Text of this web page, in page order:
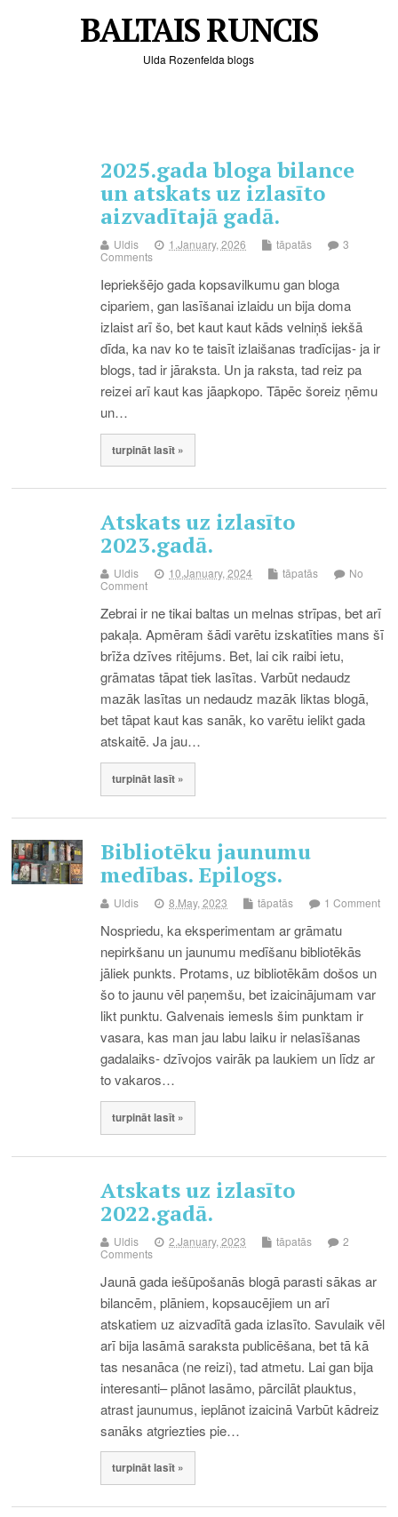
BALTAIS RUNCIS
Ulda Rozenfelda blogs
2025.gada bloga bilance
un atskats uz izlasīto
aizvadītajā gadā.
Uldis 1.January, 2026 tāpatās
3
Comments
Iepriekšējo gada kopsavilkumu gan bloga
cipariem, gan lasīšanai izlaidu un bija doma
izlaist arī šo, bet kaut kaut kāds velniņš iekšā
dīda, ka nav ko te taisīt izlaišanas tradīcijas- ja ir
blogs, tad ir jāraksta. Un ja raksta, tad reiz pa
reizei arī kaut kas jāapkopo. Tāpēc šoreiz ņēmu
un…
turpināt lasīt »
Atskats uz izlasīto
2023.gadā.
Uldis 10.January, 2024 tāpatās
No
Comment
Zebrai ir ne tikai baltas un melnas strīpas, bet arī
pakaļa. Apmēram šādi varētu izskatīties mans šī
brīža dzīves ritējums. Bet, lai cik raibi ietu,
grāmatas tāpat tiek lasītas. Varbūt nedaudz
mazāk lasītas un nedaudz mazāk liktas blogā,
bet tāpat kaut kas sanāk, ko varētu ielikt gada
atskaitē. Ja jau…
turpināt lasīt »
Bibliotēku jaunumu
medības. Epilogs.
Uldis 8.May, 2023 tāpatās 1 Comment
Nospriedu, ka eksperimentam ar grāmatu
nepirkšanu un jaunumu medīšanu bibliotēkās
jāliek punkts. Protams, uz bibliotēkām došos un
šo to jaunu vēl paņemšu, bet izaicinājumam var
likt punktu. Galvenais iemesls šim punktam ir
vasara, kas man jau labu laiku ir nelasīšanas
gadalaiks- dzīvojos vairāk pa laukiem un līdz ar
to vakaros…
turpināt lasīt »
Atskats uz izlasīto
2022.gadā.
Uldis 2.January, 2023 tāpatās
2
Comments
Jaunā gada iešūpošanās blogā parasti sākas ar
bilancēm, plāniem, kopsaucējiem un arī
atskatiem uz aizvadītā gada izlasīto. Savulaik vēl
arī bija lasāmā saraksta publicēšana, bet tā kā
tas nesanāca (ne reizi), tad atmetu. Lai gan bija
interesanti– plānot lasāmo, pārcilāt plauktus,
atrast jaunumus, ieplānot izaicinā Varbūt kādreiz
sanāks atgriezties pie…
turpināt lasīt »